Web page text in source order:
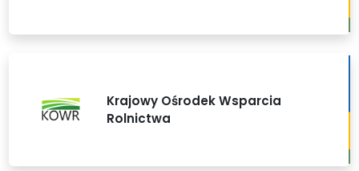
Krajowy Ośrodek Wsparcia
Rolnictwa